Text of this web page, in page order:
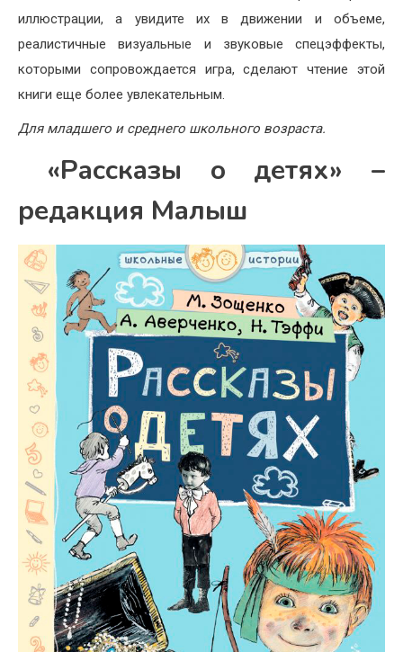
иллюстрации, а увидите их в движении и объеме,
реалистичные визуальные и звуковые спецэффекты,
которыми сопровождается игра, сделают чтение этой
книги еще более увлекательным.
Для младшего и среднего школьного возраста.
«Рассказы о детях» –
редакция Малыш